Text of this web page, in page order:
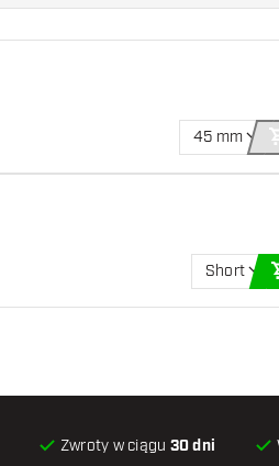
45 mm
Short
Zwroty w ciągu 30 dni